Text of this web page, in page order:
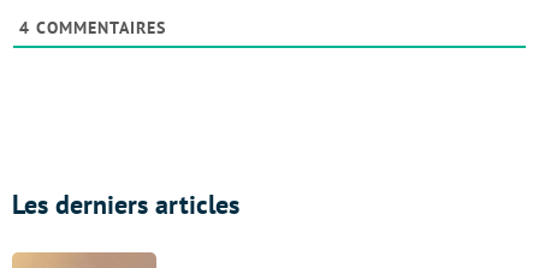
4 COMMENTAIRES
Les derniers articles